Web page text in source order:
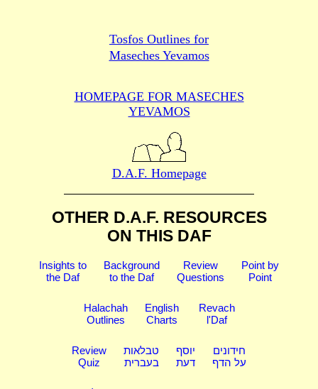
Tosfos Outlines for
Maseches Yevamos
HOMEPAGE FOR MASECHES
YEVAMOS
D.A.F. Homepage
OTHER D.A.F. RESOURCES
ON THIS DAF
Insights to
the Daf
Background
to the Daf
Review
Questions
Point by
Point
Halachah
Outlines
English
Charts
Revach
l'Daf
Review
Quiz
טבלאות
בעברית
יוסף
דעת
חידונים
על הדף